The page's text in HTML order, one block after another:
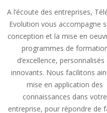
A l’écoute des entreprises,
Evolution vous accompagne
conception et la mise en
programmes de
d’excellence, personnalisés
innovants. Nous facilitons
mise en application des
connaissances dans votre
entreprise, pour répondre de